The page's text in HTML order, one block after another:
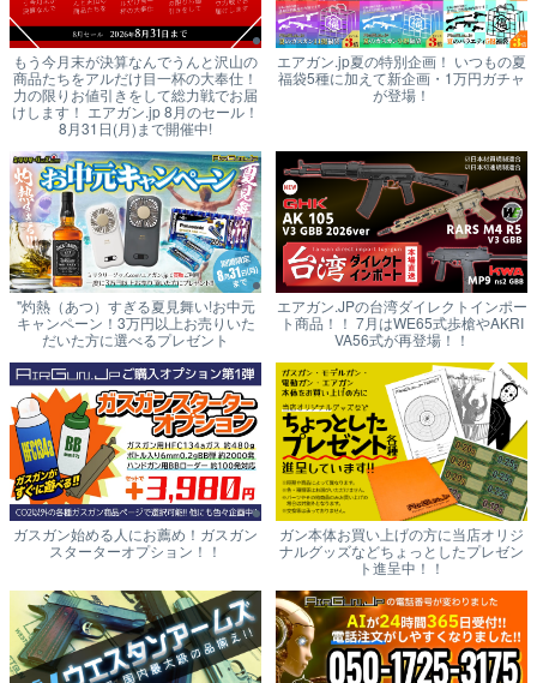
もう今月末が決算なんでうんと沢山の
商品たちをアルだけ目一杯の大奉仕！
力の限りお値引きをして総力戦でお届
けします！ エアガン.jp 8月のセール！
8月31日(月)まで開催中!
エアガン.jp夏の特別企画！ いつもの夏
福袋5種に加えて新企画・1万円ガチャ
が登場！
"灼熱（あつ）すぎる夏見舞い!お中元
キャンペーン！3万円以上お売りいた
だいた方に選べるプレゼント
エアガン.JPの台湾ダイレクトインポー
ト商品！！ 7月はWE65式歩槍やAKRI
VA56式が再登場！！
ガスガン始める人にお薦め！ガスガン
スターターオプション！！
ガン本体お買い上げの方に当店オリジ
ナルグッズなどちょっとしたプレゼン
ト進呈中！！